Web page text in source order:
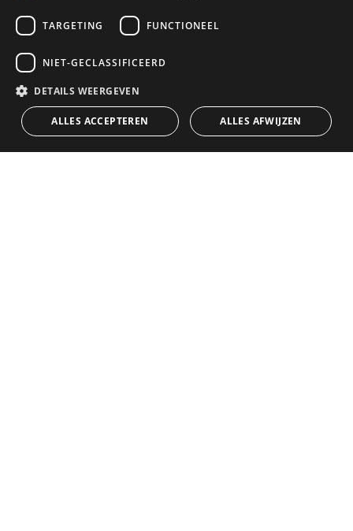
NAVIGATIE
Woningen
Gidsen
Team
Blog
COLLECTIE
Frontlijnstrand
CONTACT
DUTCH
TARGETING FUNCTIONEEL
NIET-GECLASSIFICEERD
DETAILS WEERGEVEN
ALLES ACCEPTEREN ALLES AFWIJZEN